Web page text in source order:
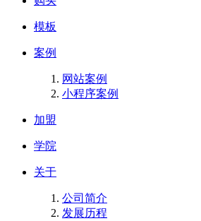
模板
案例
网站案例
小程序案例
加盟
学院
关于
公司简介
发展历程